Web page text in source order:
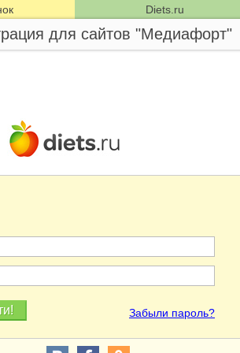
Diets.ru
для сайтов "Медиафорт"
Забыли пароль?